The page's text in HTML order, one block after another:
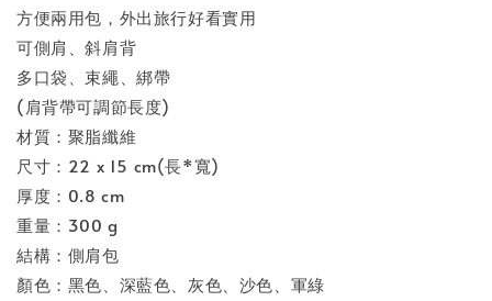
方便兩用包，外出旅行好看實用
可側肩、斜肩背
多口袋、束繩、綁帶
(肩背帶可調節長度)
材質：聚脂纖維
尺寸：22 x 15 cm(長*寬)
厚度：0.8 cm
重量：300 g
結構：側肩包
顏色：黑色、深藍色、灰色、沙色、軍綠